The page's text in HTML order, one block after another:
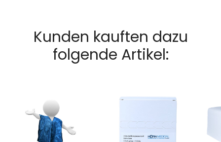
Kunden kauften dazu
folgende Artikel: